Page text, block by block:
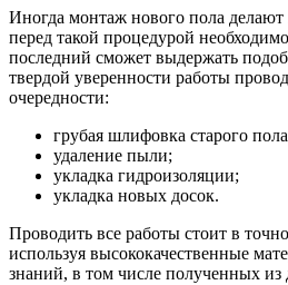
Иногда монтаж нового пола
перед такой процедурой
последний сможет выдержать
твердой уверенности работы
очередности:
грубая шлифовка старого
удаление пыли;
укладка гидроизоляции;
укладка новых досок.
Проводить все работы стоит в
используя высококачественные
знаний, в том числе полученных из